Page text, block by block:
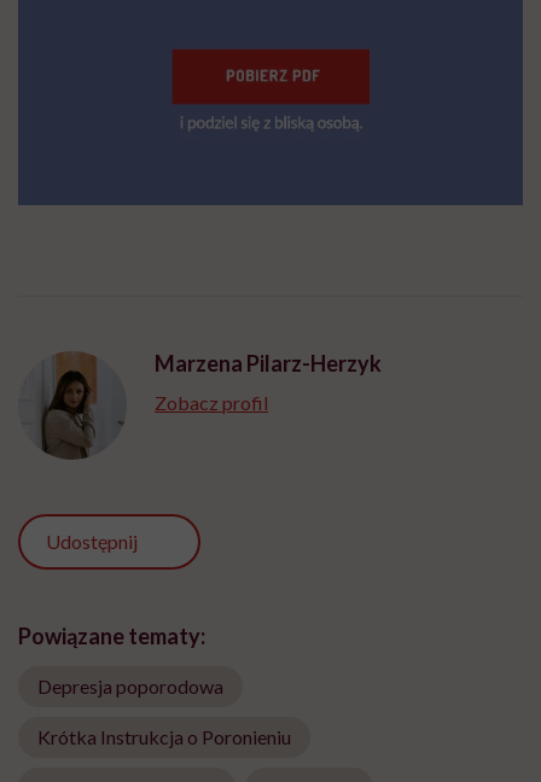
Marzena Pilarz-Herzyk
Zobacz profil
Udostępnij
Powiązane tematy:
Depresja poporodowa
Krótka Instrukcja o Poronieniu